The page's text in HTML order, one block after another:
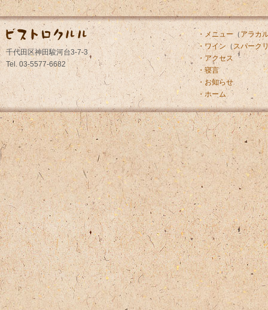
千代田区神田駿河台3-7-3
Tel. 03-5577-6682
・メニュー（ アラカ
・ワイン （スパーク
・アクセス
・寝言
・お知らせ
・ホーム